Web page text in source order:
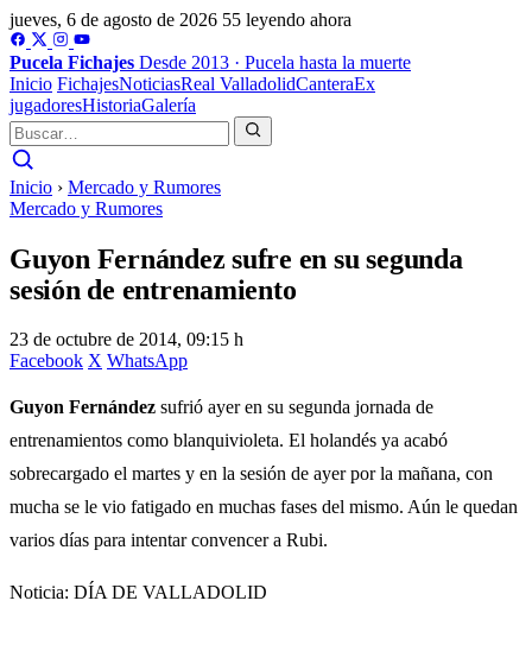
jueves, 6 de agosto de 2026 55 leyendo ahora
Pucela Fichajes Desde 2013 · Pucela hasta la muerte
Inicio FichajesNoticiasReal ValladolidCanteraEx
jugadoresHistoriaGalería
Inicio › Mercado y Rumores
Mercado y Rumores
Guyon Fernández sufre en su segunda
sesión de entrenamiento
23 de octubre de 2014, 09:15 h
Facebook X WhatsApp
Guyon Fernández sufrió ayer en su segunda jornada de
entrenamientos como blanquivioleta. El holandés ya acabó
sobrecargado el martes y en la sesión de ayer por la mañana, con
mucha se le vio fatigado en muchas fases del mismo. Aún le quedan
varios días para intentar convencer a Rubi.
Noticia: DÍA DE VALLADOLID